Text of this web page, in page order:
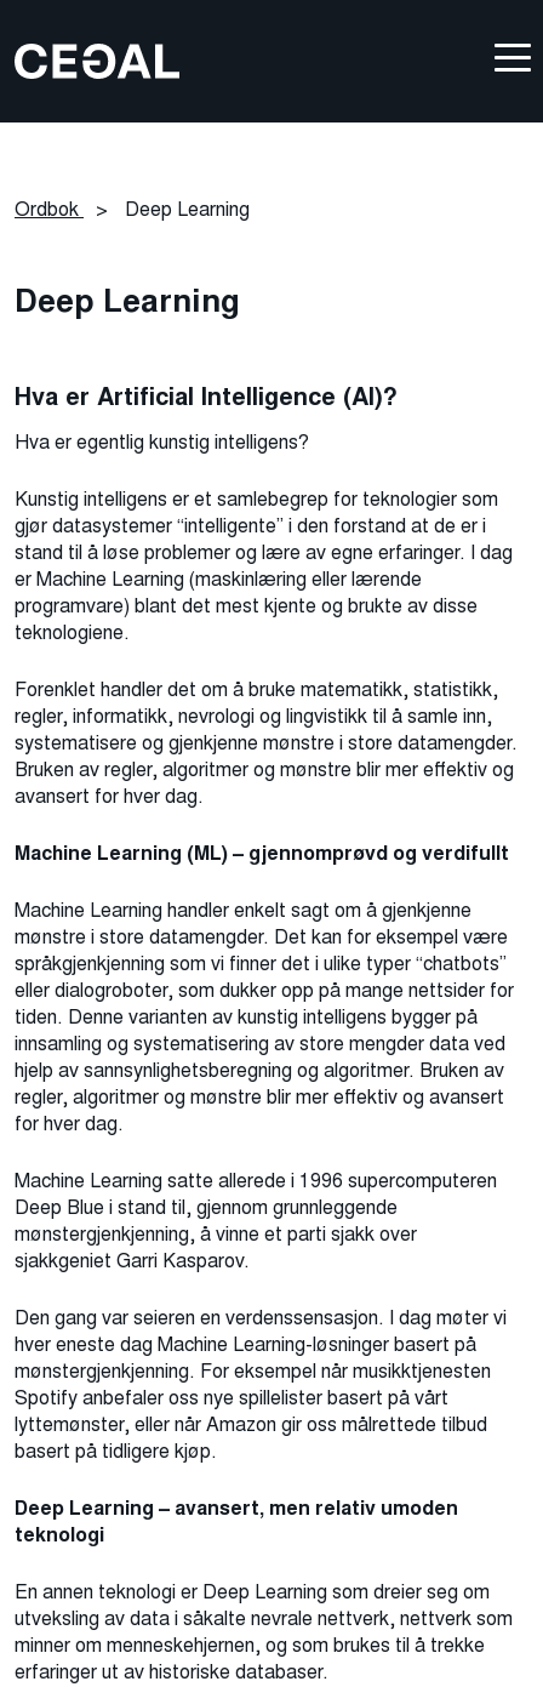
Ordbok > Deep Learning
Deep Learning
Hva er Artificial Intelligence (AI)?
Hva er egentlig kunstig intelligens?
Kunstig intelligens er et samlebegrep for teknologier som
gjør datasystemer “intelligente” i den forstand at de er i
stand til å løse problemer og lære av egne erfaringer. I dag
er Machine Learning (maskinlæring eller lærende
programvare) blant det mest kjente og brukte av disse
teknologiene.
Forenklet handler det om å bruke matematikk, statistikk,
regler, informatikk, nevrologi og lingvistikk til å samle inn,
systematisere og gjenkjenne mønstre i store datamengder.
Bruken av regler, algoritmer og mønstre blir mer effektiv og
avansert for hver dag.
Machine Learning (ML) – gjennomprøvd og verdifullt
Machine Learning handler enkelt sagt om å gjenkjenne
mønstre i store datamengder. Det kan for eksempel være
språkgjenkjenning som vi finner det i ulike typer “chatbots”
eller dialogroboter, som dukker opp på mange nettsider for
tiden. Denne varianten av kunstig intelligens bygger på
innsamling og systematisering av store mengder data ved
hjelp av sannsynlighetsberegning og algoritmer. Bruken av
regler, algoritmer og mønstre blir mer effektiv og avansert
for hver dag.
Machine Learning satte allerede i 1996 supercomputeren
Deep Blue i stand til, gjennom grunnleggende
mønstergjenkjenning, å vinne et parti sjakk over
sjakkgeniet Garri Kasparov.
Den gang var seieren en verdenssensasjon. I dag møter vi
hver eneste dag Machine Learning-løsninger basert på
mønstergjenkjenning. For eksempel når musikktjenesten
Spotify anbefaler oss nye spillelister basert på vårt
lyttemønster, eller når Amazon gir oss målrettede tilbud
basert på tidligere kjøp.
Deep Learning – avansert, men relativ umoden
teknologi
En annen teknologi er Deep Learning som dreier seg om
utveksling av data i såkalte nevrale nettverk, nettverk som
minner om menneskehjernen, og som brukes til å trekke
erfaringer ut av historiske databaser.